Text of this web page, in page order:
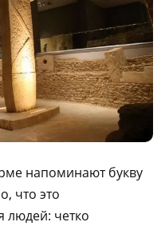
напоминают букву
что это
людей: четко